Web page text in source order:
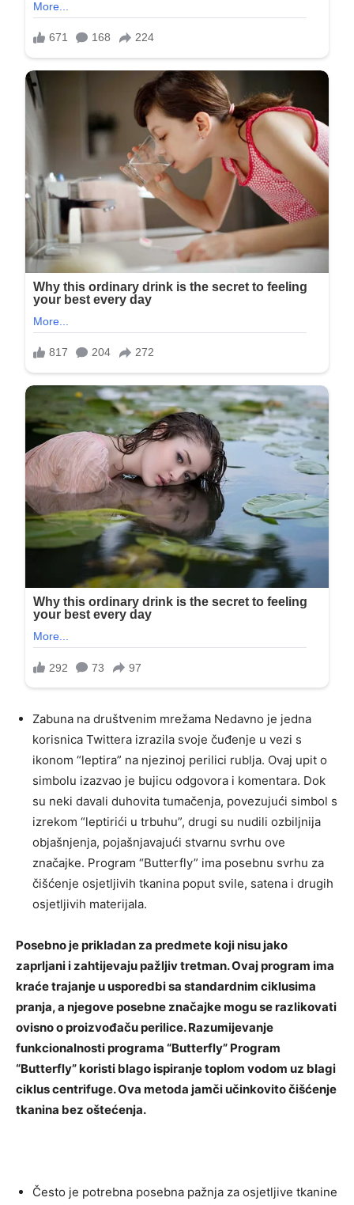
Zabuna na društvenim mrežama Nedavno je jedna
korisnica Twittera izrazila svoje čuđenje u vezi s
ikonom “leptira” na njezinoj perilici rublja. Ovaj upit o
simbolu izazvao je bujicu odgovora i komentara. Dok
su neki davali duhovita tumačenja, povezujući simbol s
izrekom “leptirići u trbuhu”, drugi su nudili ozbiljnija
objašnjenja, pojašnjavajući stvarnu svrhu ove
značajke. Program “Butterfly” ima posebnu svrhu za
čišćenje osjetljivih tkanina poput svile, satena i drugih
osjetljivih materijala.
Posebno je prikladan za predmete koji nisu jako
zaprljani i zahtijevaju pažljiv tretman. Ovaj program ima
kraće trajanje u usporedbi sa standardnim ciklusima
pranja, a njegove posebne značajke mogu se razlikovati
ovisno o proizvođaču perilice. Razumijevanje
funkcionalnosti programa “Butterfly” Program
“Butterfly” koristi blago ispiranje toplom vodom uz blagi
ciklus centrifuge. Ova metoda jamči učinkovito čišćenje
tkanina bez oštećenja.
Često je potrebna posebna pažnja za osjetljive tkanine